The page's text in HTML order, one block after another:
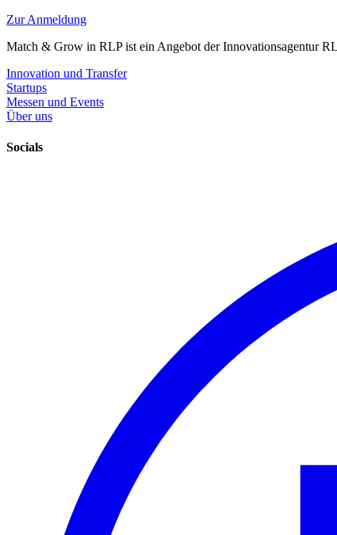
Zur Anmeldung
Match & Grow in RLP ist ein Angebot der Innovationsagentur
Innovation und Transfer
Startups
Messen und Events
Über uns
Socials